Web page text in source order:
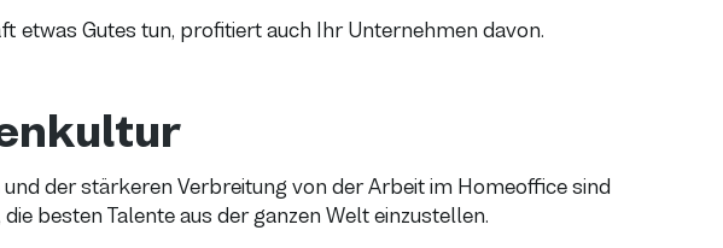
etwas Gutes tun, profitiert auch Ihr Unternehmen davon.
der stärkeren Verbreitung von der Arbeit im Homeoffice sind
besten Talente aus der ganzen Welt einzustellen.